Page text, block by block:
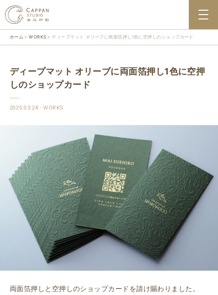
ホーム WORKS ディープマット オリーブに両面箔押し1色に空押しのショップカード
ディープマット オリーブに両面箔押し1色に空押
しのショップカード
2025.03.24 WORKS
両面箔押しと空押しのショップカードを請け賜わりました。